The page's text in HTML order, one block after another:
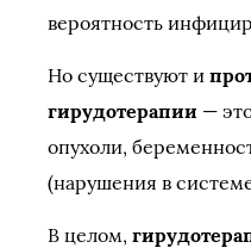
вероятность
Но существуют и
гирудотерапии —
опухоли,
(нарушения в
В целом,